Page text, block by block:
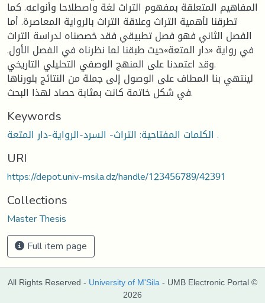
المفاهيم المتعلقة بمفهوم التراث لغة واصطلاحا وأنواعه. كما
تطرقنا لأهمية التراث وعلاقة التراث بالرواية المعاصرة. أما
الفصل الثاني فهو فصل تطبيقي فقد خصصناه لدراسة التراث
في رواية «دار المتعة»حيث طبقنا لما نظرناه في الفصل الأول.
وقد اعتمدنا على المنهج الوصفي التحليلي التاريخي.
لينتهي بنا المطاف على الوصول إلى جملة من النتائج بلورناها
في شكل خاتمة كانت بمثابة حصاد لهذا البحث.
Keywords
الكلمات المفتاحية: التراث- السرد-الرواية-دار المتعة .
URI
https://depot.univ-msila.dz/handle/123456789/42391
Collections
Master Thesis
Full item page
All Rights Reserved - University of M'Sila - UMB Electronic Portal ©
2026